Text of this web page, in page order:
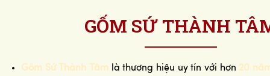
GỐM SỨ THÀNH
Gốm Sứ Thành Tâm là thương hiệu uy tín với hơn 20